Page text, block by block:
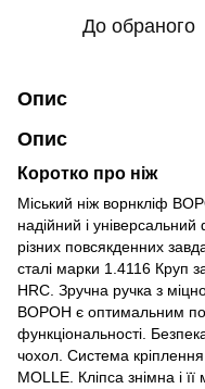
До обраного
Опис
Опис
Коротко про ніж
Міський ніж ворнкліф
надійний і
різних повсякденних
сталі марки 1.4116 Круп
HRC. Зручна ручка з
ВОРОН є оптимальним
функціональності.
чохол. Система
MOLLE. Кліпса знімна і